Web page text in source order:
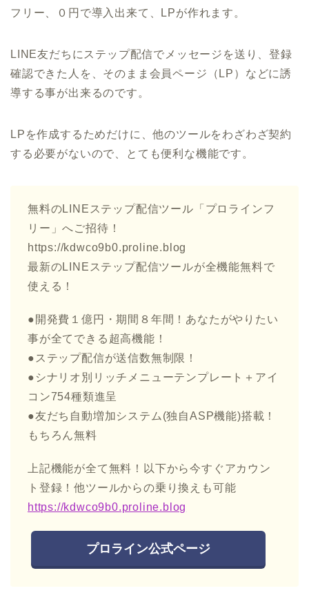
フリー、０円で導入出来て、LPが作れます。
LINE友だちにステップ配信でメッセージを送り、登録
確認できた人を、そのまま会員ページ（LP）などに誘
導する事が出来るのです。
LPを作成するためだけに、他のツールをわざわざ契約
する必要がないので、とても便利な機能です。
無料のLINEステップ配信ツール「プロラインフ
リー」へご招待！
https://kdwco9b0.proline.blog
最新のLINEステップ配信ツールが全機能無料で
使える！
●開発費１億円・期間８年間！あなたがやりたい
事が全てできる超高機能！
●ステップ配信が送信数無制限！
●シナリオ別リッチメニューテンプレート＋アイ
コン754種類進呈
●友だち自動増加システム(独自ASP機能)搭載！
もちろん無料
上記機能が全て無料！以下から今すぐアカウン
ト登録！他ツールからの乗り換えも可能
https://kdwco9b0.proline.blog
プロライン公式ページ